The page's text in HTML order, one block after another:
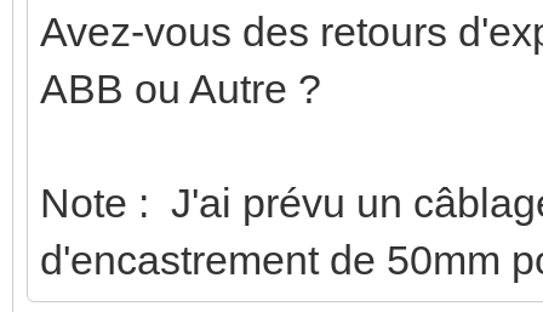
Avez-vous des retours
ABB ou Autre ?
Note : J'ai prévu un
d'encastrement de 50mm